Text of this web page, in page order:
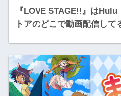
『LOVE STAGE!!』は
トアのどこで動画配信して